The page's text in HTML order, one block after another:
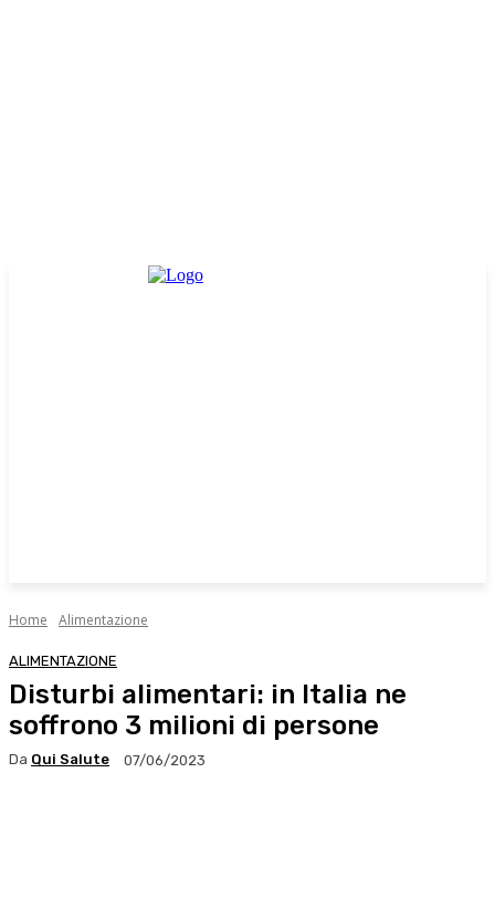
Home Alimentazione
ALIMENTAZIONE
Disturbi alimentari: in Italia ne
soffrono 3 milioni di persone
Da Qui Salute 07/06/2023